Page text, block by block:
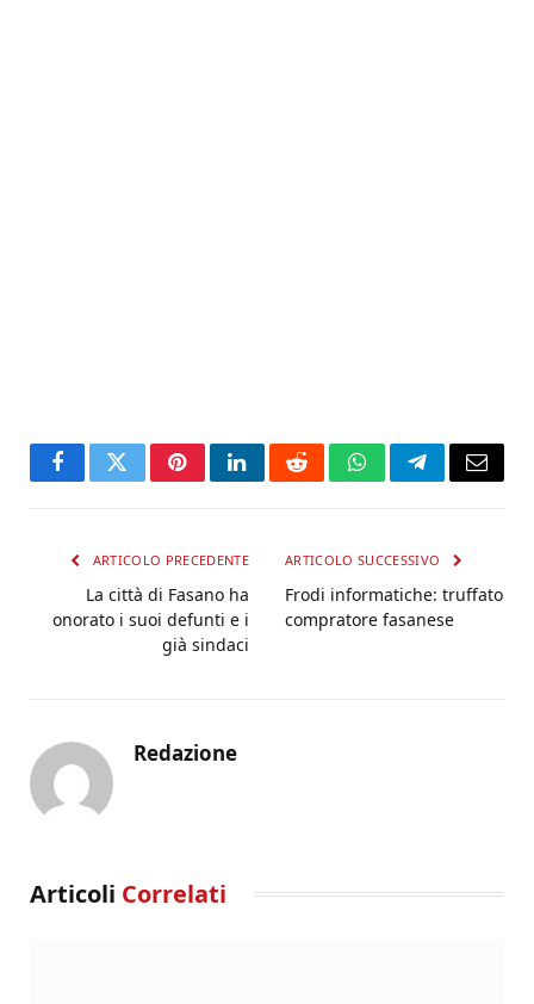
FacebookTwitterPinterestLinkedInRedditWhatsAppTelegramEmail
ARTICOLO PRECEDENTE
La città di Fasano ha
onorato i suoi defunti e i
già sindaci
ARTICOLO SUCCESSIVO
Frodi informatiche: truffato
compratore fasanese
Redazione
Articoli Correlati